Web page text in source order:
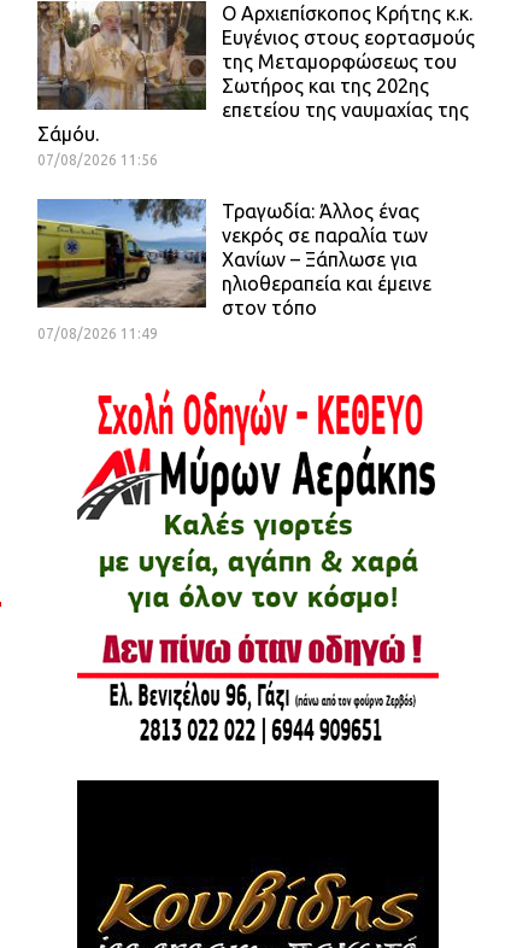
Ο Αρχιεπίσκοπος Κρήτης κ.κ.
Ευγένιος στους εορτασμούς
της Μεταμορφώσεως του
Σωτήρος και της 202ης
επετείου της ναυμαχίας της
Σάμόυ.
07/08/2026 11:56
Τραγωδία: Άλλος ένας
νεκρός σε παραλία των
Χανίων – Ξάπλωσε για
ηλιοθεραπεία και έμεινε
στον τόπο
07/08/2026 11:49